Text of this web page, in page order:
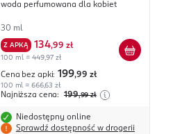
woda perfumowana dla kobiet
30 ml
Z APKĄ 134,99 zł
100 ml = 449,97 zł
Cena bez apki: 199,99 zł
100 ml = 666,63 zł
Najniższa cena: 199,99 zł
Niedostępny online
Sprawdź dostępność w drogerii